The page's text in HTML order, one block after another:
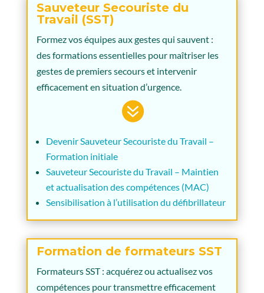
Sauveteur Secouriste du
Travail (SST)
Formez vos équipes aux gestes qui sauvent :
des formations essentielles pour maîtriser les
gestes de premiers secours et intervenir
efficacement en situation d’urgence.

Devenir Sauveteur Secouriste du Travail –
Formation initiale
Sauveteur Secouriste du Travail – Maintien
et actualisation des compétences (MAC)
Sensibilisation à l’utilisation du défibrillateur
Formation de formateurs SST
Formateurs SST : acquérez ou actualisez vos
compétences pour transmettre efficacement